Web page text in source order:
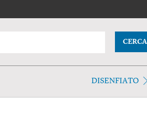
CERCA
DISENFIATO